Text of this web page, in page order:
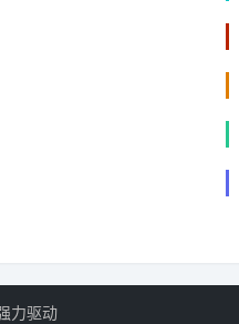
力驱动